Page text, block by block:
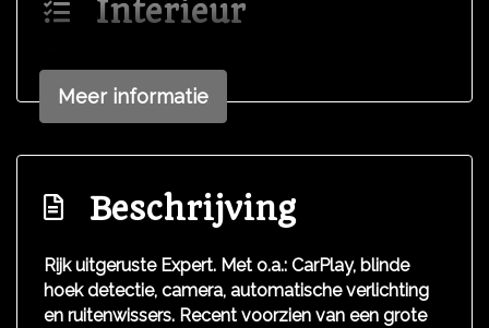
Interieur
Airco
Elektrische ramen voor
Middenarmsteun voor
Schakelpaddels stuurwiel
Meer informatie
Beschrijving
Rijk uitgeruste Expert. Met o.a.: CarPlay, blinde
hoek detectie, camera, automatische verlichting
en ruitenwissers. Recent voorzien van een grote